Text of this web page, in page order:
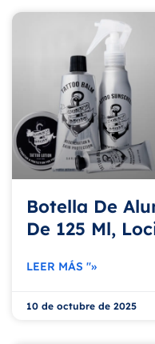
Botella De
De 125 Ml,
LEER MÁS "»
10 de octubre de 2025